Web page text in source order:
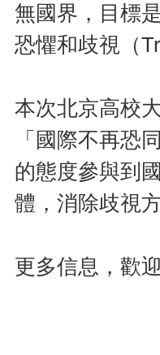
無國界，目標
恐懼和歧視（
本次北京高校
「國際不再恐
的態度參與到
體，消除歧視
更多信息，歡